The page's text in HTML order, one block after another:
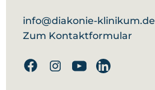
info@diakonie-klinikum.de
Zum Kontaktformular
FacebookInstagram
YoutubeLinkedin